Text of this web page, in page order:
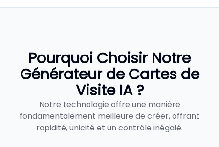
Pourquoi Choisir Notre
Générateur de Cartes de
Visite IA ?
Notre technologie offre une manière
fondamentalement meilleure de créer, offrant
rapidité, unicité et un contrôle inégalé.